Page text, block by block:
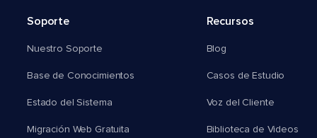
Soporte
Nuestro Soporte
Base de Conocimientos
Estado del Sistema
Migración Web Gratuita
Recursos
Blog
Casos de Estudio
Voz del Cliente
Biblioteca de Videos